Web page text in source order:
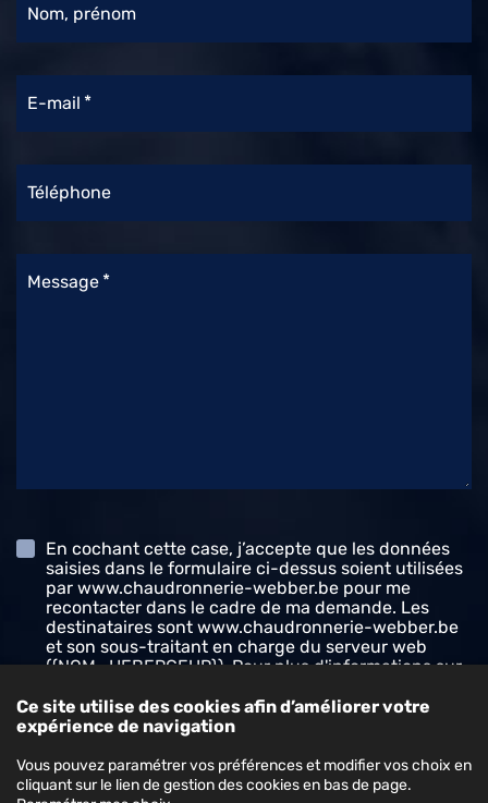
Nom, prénom
E-mail
Téléphone
Message
En cochant cette case, j’accepte que les données
saisies dans le formulaire ci-dessus soient utilisées
par www.chaudronnerie-webber.be pour me
recontacter dans le cadre de ma demande. Les
destinataires sont www.chaudronnerie-webber.be
et son sous-traitant en charge du serveur web
({NOM_HEBERGEUR}). Pour plus d'informations sur
droits, reportez-vous à notrepolitique de
confidentialité.
Envoyer le formulaire
Ce site utilise des cookies afin d’améliorer votre
expérience de navigation
Vous pouvez paramétrer vos préférences et modifier vos choix en
cliquant sur le lien de gestion des cookies en bas de page.